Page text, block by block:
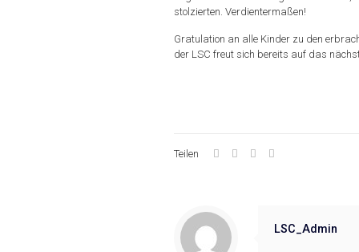
stolzierten. Verdientermaßen!
Gratulation an alle Kinder zu den
der LSC freut sich bereits auf das
Teilen
LSC_Admin